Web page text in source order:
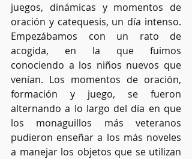
juegos, dinámicas y momentos de
oración y catequesis, un día intenso.
Empezábamos con un rato de
acogida, en la que fuimos
conociendo a los niños nuevos que
venían. Los momentos de oración,
formación y juego, se fueron
alternando a lo largo del día en que
los monaguillos más veteranos
pudieron enseñar a los más noveles
a manejar los objetos que se utilizan